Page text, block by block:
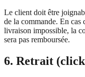
Le client doit être
de la commande. En cas
livraison impossible, la
sera pas remboursée.
6. Retrait